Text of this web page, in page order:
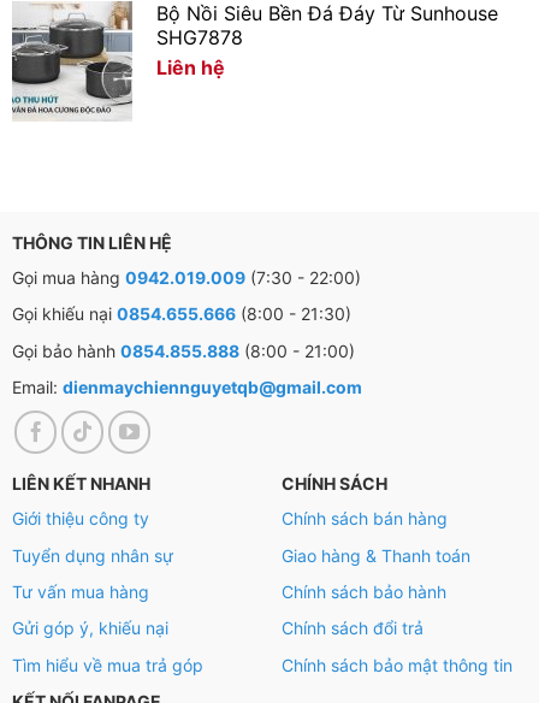
Đánh bay vết bẩn nhờ công nghệ giặt mạnh
Kết hợp cùng TD Inverter giúp tăng cường công suất
gấp 6 lần, mang lại hiệu quả giặt và xả cao hơn vừa tiết
kiệm năng lượng tốt hơn.
Bộ Nồi Siêu Bền Đá Đáy Từ Sunhouse
SHG7878
Liên hệ
THÔNG TIN LIÊN HỆ
Gọi mua hàng 0942.019.009 (7:30 - 22:00)
Gọi khiếu nại 0854.655.666 (8:00 - 21:30)
Gọi bảo hành 0854.855.888 (8:00 - 21:00)
Email: dienmaychiennguyetqb@gmail.com
LIÊN KẾT NHANH
Giới thiệu công ty
Tuyển dụng nhân sự
Tư vấn mua hàng
Gửi góp ý, khiếu nại
Tìm hiểu về mua trả góp
CHÍNH SÁCH
Chính sách bán hàng
Giao hàng & Thanh toán
Chính sách bảo hành
Chính sách đổi trả
Chính sách bảo mật thông tin